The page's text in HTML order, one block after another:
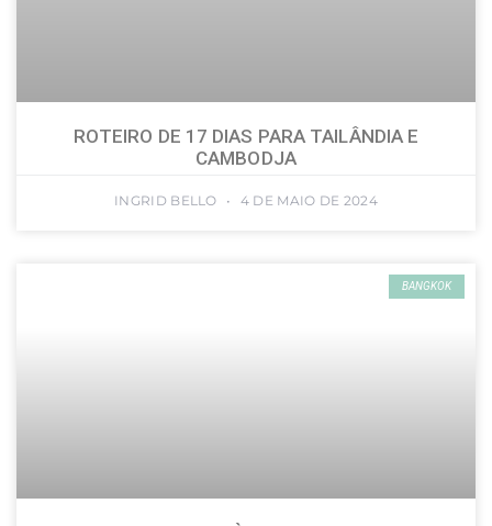
ROTEIRO DE 17 DIAS PARA TAILÂNDIA E
CAMBODJA
INGRID BELLO 4 DE MAIO DE 2024
BANGKOK